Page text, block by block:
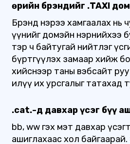
Өөрийн брэндийг .TAXI
Брэнд нэрээ хамгаалах нь
үүнийг домэйн нэрнийхээ
тэр ч байтугай нийтлэг
бүртгүүлэх замаар хийж
хийснээр таны вэбсайт руу
илүү их урсгалыг татахад
.cat.-д давхар үсэг бүү
bb, ww гэх мэт давхар
ашиглахаас хол байгаарай.